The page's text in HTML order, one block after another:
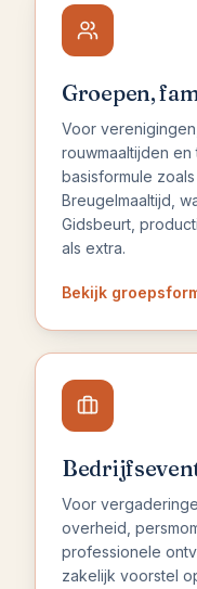
Groepen,
Voor
rouwmaaltijden
basisformule
Breugelmaaltijd,
Gidsbeurt,
als extra.
Bekijk
Voor
overheid,
professionele
zakelijk voorstel